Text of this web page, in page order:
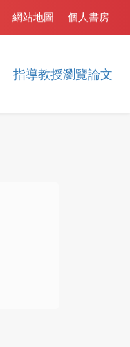
指導教授瀏覽論文
個人書房
網站地圖